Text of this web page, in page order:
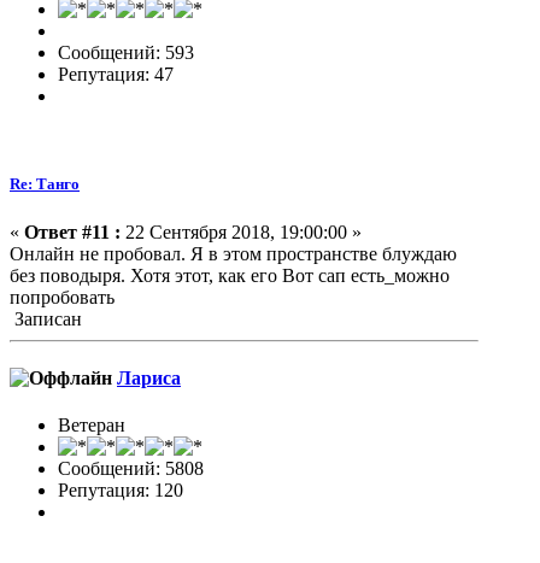
Сообщений: 593
Репутация: 47
Re: Танго
« Ответ #11 : 22 Сентября 2018, 19:00:00 »
Онлайн не пробовал. Я в этом пространстве блуждаю
без поводыря. Хотя этот, как его Вот сап есть_можно
попробовать
Записан
Лариса
Ветеран
Сообщений: 5808
Репутация: 120